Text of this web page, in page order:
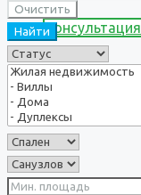
Консультация
Очистить
Найти